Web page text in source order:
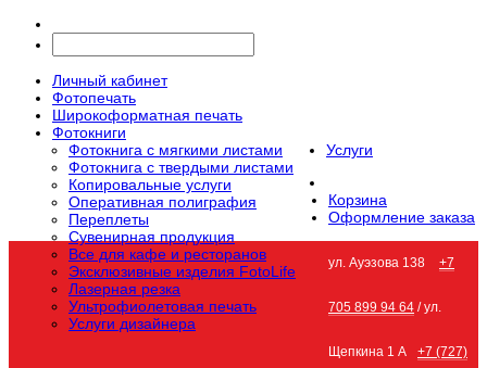
Личный кабинет
Фотопечать
Широкоформатная печать
Фотокниги
Фотокнига с мягкими листами
Фотокнига с твердыми листами
Услуги
Копировальные услуги
Оперативная полиграфия
Переплеты
Сувенирная продукция
Все для кафе и ресторанов
Эксклюзивные изделия FotoLife
Лазерная резка
Ультрофиолетовая печать
Услуги дизайнера
Корзина
Оформление заказа
ул. Ауэзова 138 +7
705 899 94 64 / ул.
Щепкина 1 А +7 (727)